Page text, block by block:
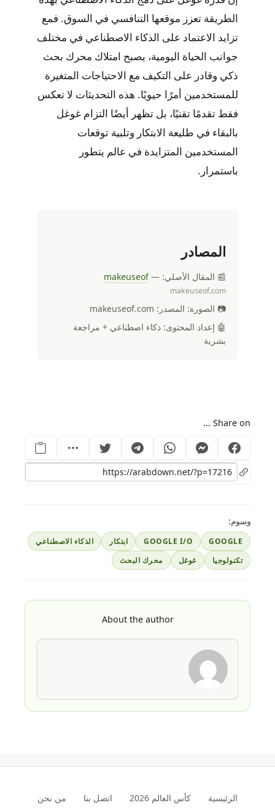
الطريقة تعزز موقعها التنافسي في السوق. فمع
تزايد الاعتماد على الذكاء الاصطناعي في مختلف
جوانب الحياة اليومية، يصبح امتلاك محرك بحث
ذكي وقادر على التكيف مع الاحتياجات المتغيرة
للمستخدمين أمرًا حيويًا. هذه التحديثات لا تعكس
فقط تقدمًا تقنيًا، بل تظهر أيضًا التزام غوغل
بالبقاء في طليعة الابتكار وتلبية توقعات
المستخدمين المتزايدة في عالم يتطور
باستمرار.
المصادر
📰 المقال الأصلي: makeuseof—
makeuseof.com
📷 الصورة: المصدر: makeuseof.com
🤖 إعداد المحتوى: ذكاء اصطناعي + مراجعة
بشرية
Share on ...
وسوم:
GOOGLE
GOOGLE I/O ابتكار
الذكاء الاصطناعي
تكنولوجيا
غوغل محرك البحث
About the author
الرئيسية كأس العالم 2026 اتصل بنا من نحن